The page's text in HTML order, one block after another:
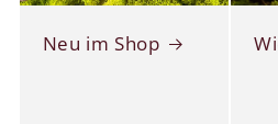
Neu im Shop